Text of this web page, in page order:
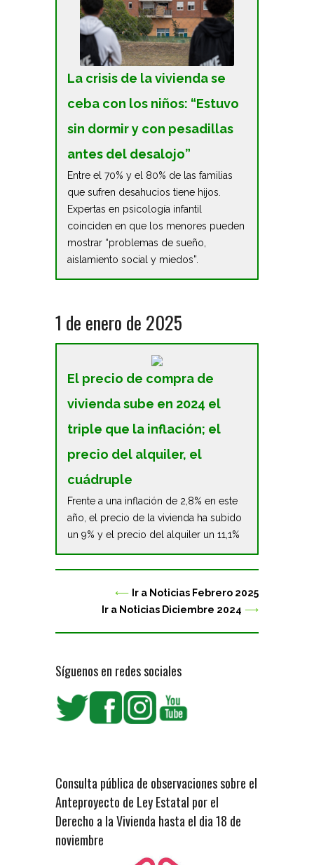
La crisis de la vivienda se
ceba con los niños: “Estuvo
sin dormir y con pesadillas
antes del desalojo”
Entre el 70% y el 80% de las familias
que sufren desahucios tiene hijos.
Expertas en psicología infantil
coinciden en que los menores pueden
mostrar “problemas de sueño,
aislamiento social y miedos”.
1 de enero de 2025
El precio de compra de
vivienda sube en 2024 el
triple que la inflación; el
precio del alquiler, el
cuádruple
Frente a una inflación de 2,8% en este
año, el precio de la vivienda ha subido
un 9% y el precio del alquiler un 11,1%
⟵ Ir a Noticias Febrero 2025
Ir a Noticias Diciembre 2024 ⟶
Síguenos en redes sociales
Consulta pública de observaciones sobre el
Anteproyecto de Ley Estatal por el
Derecho a la Vivienda hasta el dia 18 de
noviembre